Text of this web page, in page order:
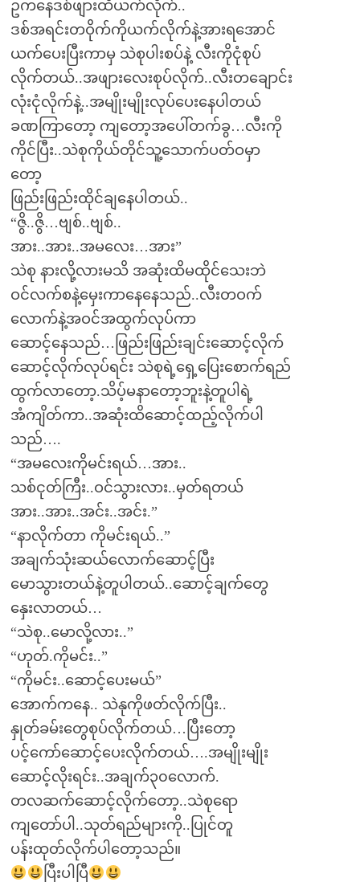
ဥကနေဒစ်ဖျားထိယက်လိုက်..
ဒစ်အရင်းတဝိုက်ကိုယက်လိုက်နဲ့အားရအောင်
ယက်ပေးပြီးကာမှ သဲစုပါးစပ်နဲ့ လီးကိုငုံစုပ်
လိုက်တယ်..အဖျားလေးစုပ်လိုက်..လီးတချောင်း
လုံးငုံလိုက်နဲ့..အမျိုးမျိုးလုပ်ပေးနေပါတယ်
ခဏကြာတော့ ကျတော့အပေါ်တက်ခွ…လီးကို
ကိုင်ပြီး..သဲစုကိုယ်တိုင်သူ့သောက်ပတ်ဝမှာ
တော့
ဖြည်းဖြည်းထိုင်ချနေပါတယ်..
“ဇွိ..ဇွိ…ဗျစ်..ဗျစ်..
အား..အား..အမလေး…အား”
သဲစု နားလို့လားမသိ အဆုံးထိမထိုင်သေးဘဲ
ဝင်လက်စနဲ့မှေးကာနေနေသည်..လီးတဝက်
လောက်နဲ့အဝင်အထွက်လုပ်ကာ
ဆောင့်နေသည်…ဖြည်းဖြည်းချင်းဆောင့်လိုက်
ဆောင့်လိုက်လုပ်ရင်း သဲစုရဲ့ရှေ့ပြေးစောက်ရည်
ထွက်လာတော့.သိပ့်မနာတော့ဘူးနဲ့တူပါရဲ့
အံကျိတ်ကာ..အဆုံးထိဆောင့်ထည့်လိုက်ပါ
သည်….
“အမလေးကိုမင်းရယ်…အား..
သစ်ငုတ်ကြီး..ဝင်သွားလား..မှတ်ရတယ်
အား..အား..အင်း..အင်း.”
“နာလိုက်တာ ကိုမင်းရယ်..”
အချက်သုံးဆယ်လောက်ဆောင့်ပြီး
မောသွားတယ်နဲ့တူပါတယ်..ဆောင့်ချက်တွေ
နှေးလာတယ်…
“သဲစု..မောလို့လား..”
“ဟုတ်.ကိုမင်း..”
“ကိုမင်း..ဆောင့်ပေးမယ်”
အောက်ကနေ.. သဲနုကိုဖတ်လိုက်ပြီး..
နှုတ်ခမ်းတွေစုပ်လိုက်တယ်…ပြီးတော့
ပင့်ကော်ဆောင့်ပေးလိုက်တယ်….အမျိုးမျိုး
ဆောင့်လိုးရင်း..အချက်၃၀လောက်.
တလဆက်ဆောင့်လိုက်တော့..သဲစုရော
ကျတော်ပါ..သုတ်ရည်များကို..ပြုင်တူ
ပန်းထုတ်လိုက်ပါတော့သည်။
ပြီးပါပြီ